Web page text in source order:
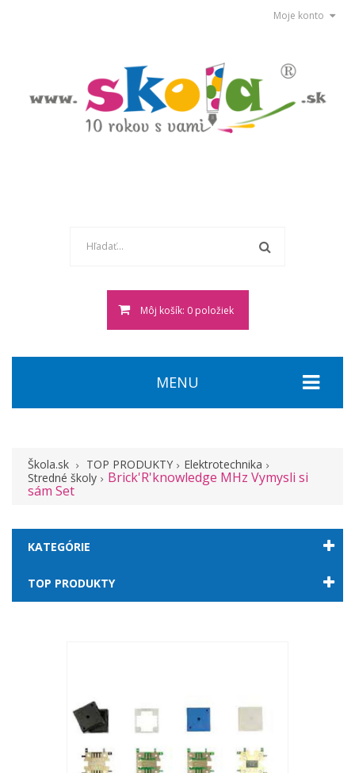
Moje konto
Môj košík: 0 položiek
MENU
Škola.sk TOP PRODUKTY
Elektrotechnika
Stredné školy
Brick'R'knowledge MHz Vymysli si
sám Set
KATEGÓRIE
TOP PRODUKTY